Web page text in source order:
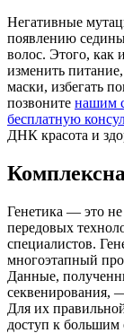
Негативные
появлению
волос. Этого, как
изменить
маски, избегать
позвоните нашим
бесплатную
ДНК красота и
Генетика — это
передовых
специалистов.
многоэтапный
Данные,
секвенирования,
Для их
доступ к